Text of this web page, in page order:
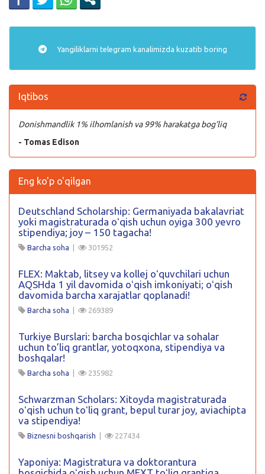
Yangiliklarni telegram kanalimizda kuzatib boring
Iqtibos
Donishmandlik 1% ilhomlanish va 99% harakatga bog’liq
- Tomas Edison
Eng ko'p o'qilgan
Deutschland Scholarship: Germaniyada bakalavriat
yoki magistraturada oʻqish uchun oyiga 300 yevro
stipendiya; joy – 150 tagacha!
Barcha soha | 301952
FLEX: Maktab, litsey va kollej oʻquvchilari uchun
AQSHda 1 yil davomida oʻqish imkoniyati; oʻqish
davomida barcha xarajatlar qoplanadi!
Barcha soha | 269389
Turkiye Burslari: barcha bosqichlar va sohalar
uchun to’liq grantlar, yotoqxona, stipendiya va
boshqalar!
Barcha soha | 235982
Schwarzman Scholars: Xitoyda magistraturada
oʻqish uchun toʻliq grant, bepul turar joy, aviachipta
va stipendiya!
Biznesni boshqarish | 227434
Yaponiya: Magistratura va doktorantura